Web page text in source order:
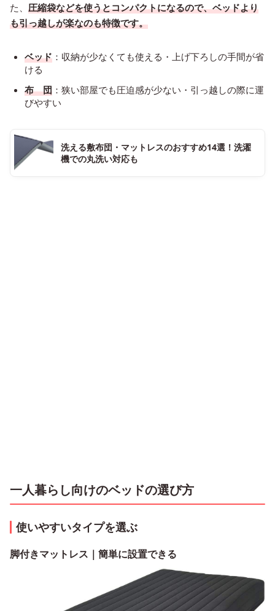
た、 圧縮袋などを使うとコンパクトになるので、ベッドより
も引っ越しが楽なのも特徴です。
ベッド ：収納が少なくても使える・上げ下ろしの手間が省
ける
布 団 ：狭い部屋でも圧迫感が少ない・引っ越しの際に運
びやすい
洗える敷布団・マットレスのおすすめ14選！洗濯
機での丸洗い対応も
一人暮らし向けのベッドの選び方
使いやすいタイプを選ぶ
脚付きマットレス｜簡単に設置できる